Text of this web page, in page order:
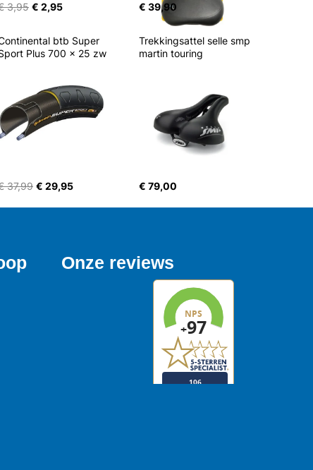
3,95 € 2,95 € 39,90
btb Super
Plus 700 x 25 zw
37,99 € 29,95
Trekkingsattel selle smp
martin touring
€ 79,00
Onze reviews